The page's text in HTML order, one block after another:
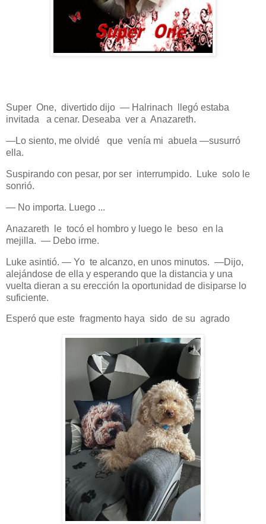
Super One, divertido dijo — Halrinach llegó estaba
invitada a cenar. Deseaba ver a Anazareth.
—Lo siento, me olvidé que venía mi abuela —susurró
ella.
Suspirando con pesar, por ser interrumpido. Luke solo le
sonrió.
— No importa. Luego ...
Anazareth le tocó el hombro y luego le beso en la
mejilla. — Debo irme.
Luke asintió. — Yo te alcanzo, en unos minutos. —Dijo,
alejándose de ella y esperando que la distancia y una
vuelta dieran a su erección la oportunidad de disiparse lo
suficiente.
Esperó que este fragmento haya sido de su agrado